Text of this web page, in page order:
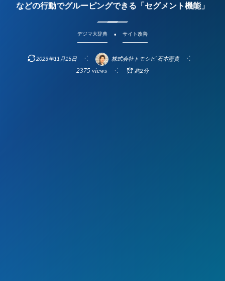
などの行動でグルーピングできる「セグメント機能」
デジマ大辞典 サイト改善
2023年11月15日 株式会社トモシビ 石本憲貴
2375 views 約2分